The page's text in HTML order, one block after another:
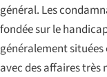
général. Les
fondée sur le
généralement situées
avec des affaires très